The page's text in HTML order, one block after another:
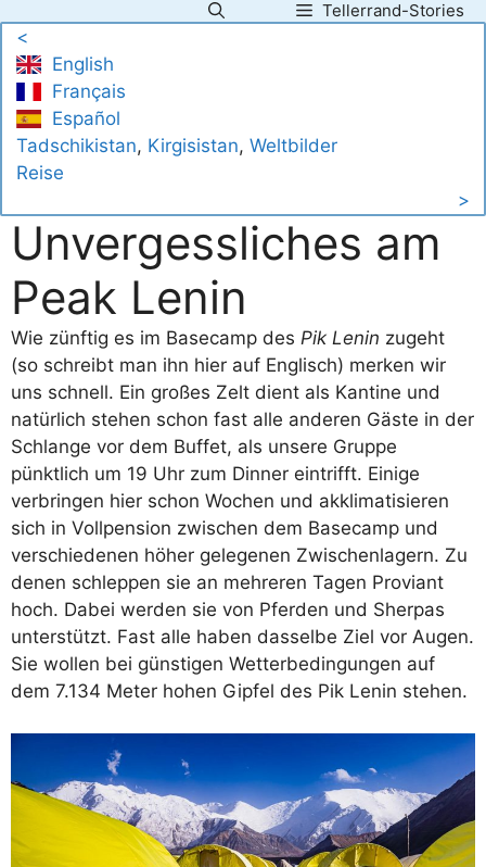
Inhalt
springen
Tellerrand-Stories
<
English
Français
Español
Tadschikistan, Kirgisistan, Weltbilder
Reise
>
Unvergessliches am
Peak Lenin
Wie zünftig es im Basecamp des Pik Lenin zugeht
(so schreibt man ihn hier auf Englisch) merken wir
uns schnell. Ein großes Zelt dient als Kantine und
natürlich stehen schon fast alle anderen Gäste in der
Schlange vor dem Buffet, als unsere Gruppe
pünktlich um 19 Uhr zum Dinner eintrifft. Einige
verbringen hier schon Wochen und akklimatisieren
sich in Vollpension zwischen dem Basecamp und
verschiedenen höher gelegenen Zwischenlagern. Zu
denen schleppen sie an mehreren Tagen Proviant
hoch. Dabei werden sie von Pferden und Sherpas
unterstützt. Fast alle haben dasselbe Ziel vor Augen.
Sie wollen bei günstigen Wetterbedingungen auf
dem 7.134 Meter hohen Gipfel des Pik Lenin stehen.